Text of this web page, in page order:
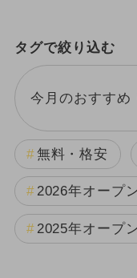
タグで絞り込む
今月のおすすめ
無料・格安
2026年オープ
2025年オープ